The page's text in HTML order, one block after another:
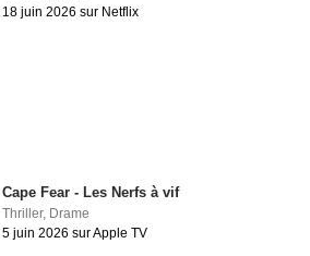
18 juin 2026 sur Netflix
Cape Fear - Les Nerfs à vif
Thriller, Drame
5 juin 2026 sur Apple TV